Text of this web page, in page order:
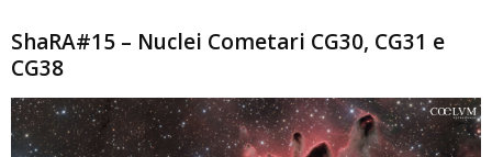
ShaRA#15 – Nuclei Cometari CG30, CG31 e
CG38